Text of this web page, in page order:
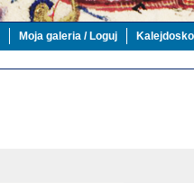
Moja galeria / Loguj